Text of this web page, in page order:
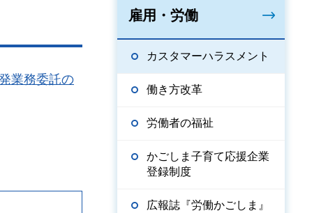
業務委託の
雇用・労働
カスタマーハラスメント
働き方改革
労働者の福祉
かごしま子育て応援企業
登録制度
広報誌『労働かごしま』